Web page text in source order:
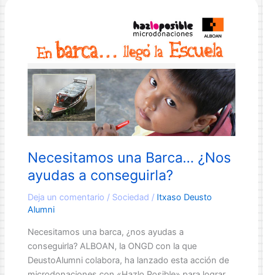
Carrera
por
Mujeres
Valientes
llega
a
Bilbao
Necesitamos una Barca… ¿Nos
ayudas a conseguirla?
Deja un comentario / Sociedad / Itxaso Deusto
Alumni
Necesitamos una barca, ¿nos ayudas a
conseguirla? ALBOAN, la ONGD con la que
DeustoAlumni colabora, ha lanzado esta acción de